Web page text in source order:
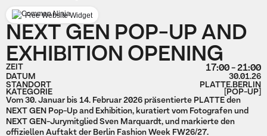
NEXT GEN POP-UP AND
EXHIBITION OPENING
ZEIT 17:00 - 21:00
DATUM 30.01.26
STANDORT PLATTE.BERLIN
KATEGORIE [POP-UP]
Vom 30. Januar bis 14. Februar 2026 präsentierte PLATTE den
NEXT GEN Pop-Up and Exhibition, kuratiert vom Fotografen und
NEXT GEN-Jurymitglied Sven Marquardt, und markierte den
offiziellen Auftakt der Berlin Fashion Week FW26/27.
Free Website Widget